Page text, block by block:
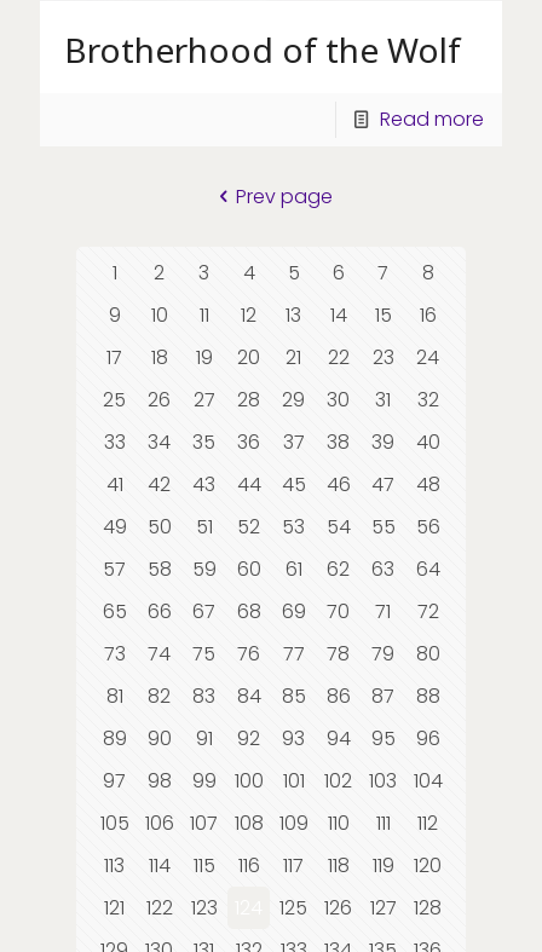
Brotherhood of the Wolf
Read more
Prev page
1 2 3 4 5 6 7
8
9
10 11 12 13 14 15
16
17
18 19 20 21 22 23
24
25
26 27 28 29 30 31
32
33
34 35 36 37 38 39
40
41
42 43 44 45 46 47
48
49
50 51 52 53 54 55
56
57
58 59 60 61 62 63
64
65
66 67 68 69 70 71
72
73
74 75 76 77 78 79
80
81
82 83 84 85 86 87
88
89
90 91 92 93 94 95
96
97
98 99 100 101 102 103
104
105
106 107 108 109 110 111
112
113
114 115 116 117 118 119
120
121
122 123 125 126 127
128